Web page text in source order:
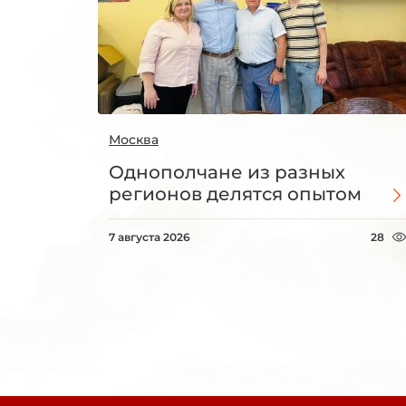
Москва
Однополчане из разных
регионов делятся опытом
7 августа 2026 28